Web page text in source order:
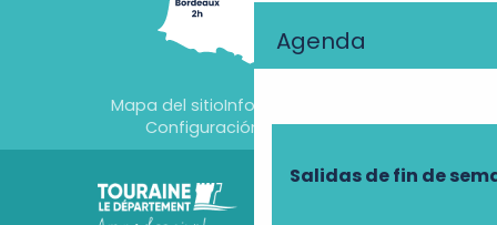
Agenda
Salidas de fin de
Mapa del sitioInformación jurídica
Configuración de cookies